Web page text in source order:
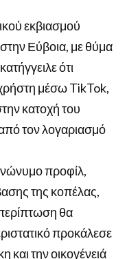
εκβιασμού
Εύβοια, με θύμα
ότι
μέσω TikTok,
κατοχή του
τον λογαριασμό
προφίλ,
της κοπέλας,
θα
προκάλεσε
και την οικογένειά